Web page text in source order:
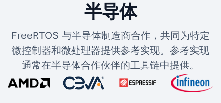
半导体
FreeRTOS 与半导体制造商合作，共同为特定
微控制器和微处理器提供参考实现。参考实现
通常在半导体合作伙伴的工具链中提供。